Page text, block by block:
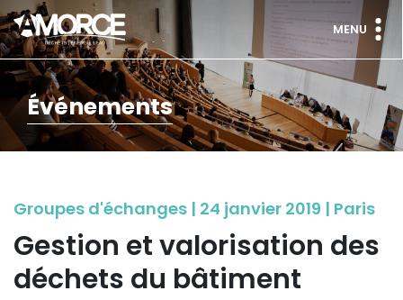
MENU
Événements
Groupes d'échanges | 24 janvier 2019 | Paris
Gestion et valorisation des
déchets du bâtiment